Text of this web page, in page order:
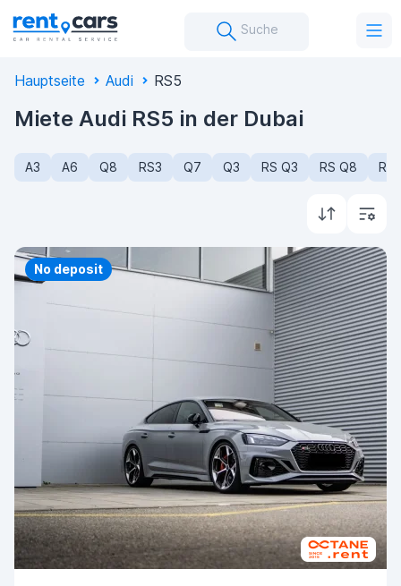
Suche
Hauptseite Audi RS5
Miete Audi RS5 in der Dubai
A3 A6 Q8 RS3 Q7 Q3 RS Q3 RS Q8 R8
Priority
No deposit